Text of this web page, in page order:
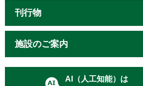
刊行物
施設のご案内
AI（人工知能）は